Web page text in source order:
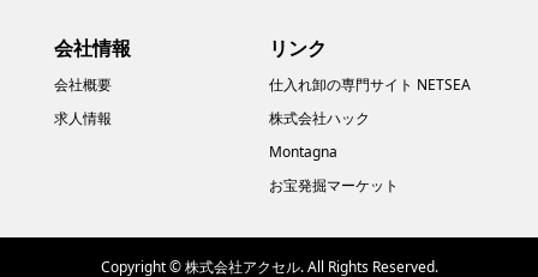
会社情報
会社概要
求人情報
リンク
仕入れ卸の専門サイト NETSEA
株式会社ハック
Montagna
お宝発掘マーケット
Copyright ©株式会社アクセル. All Rights Reserved.